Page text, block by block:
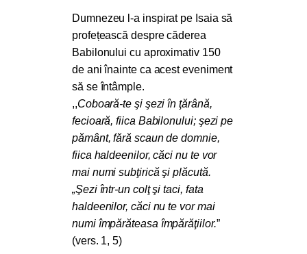
Dumnezeu l-a inspirat pe Isaia să
profețească despre căderea
Babilonului cu aproximativ 150
de ani înainte ca acest eveniment
să se întâmple.
,,Coboară-te şi şezi în ţărână,
fecioară, fiica Babilonului; şezi pe
pământ, fără scaun de domnie,
fiica haldeenilor, căci nu te vor
mai numi subţirică şi plăcută.
„Şezi într-un colţ şi taci, fata
haldeenilor, căci nu te vor mai
numi împărăteasa împărăţiilor.”
(vers. 1, 5)